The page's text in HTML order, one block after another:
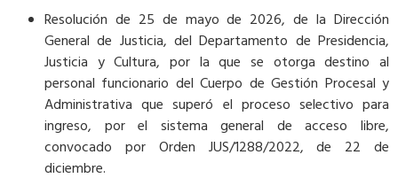
Resolución de 25 de mayo de 2026, de la Dirección
General de Justicia, del Departamento de Presidencia,
Justicia y Cultura, por la que se otorga destino al
personal funcionario del Cuerpo de Gestión Procesal y
Administrativa que superó el proceso selectivo para
ingreso, por el sistema general de acceso libre,
convocado por Orden JUS/1288/2022, de 22 de
diciembre.